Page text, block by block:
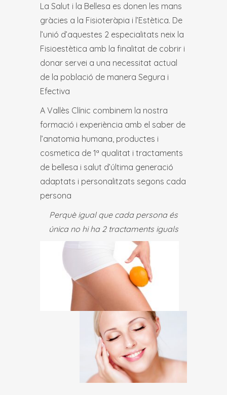
La Salut i la Bellesa es donen les mans
gràcies a la Fisioteràpia i l’Estètica. De
l’unió d’aquestes 2 especialitats neix la
Fisioestètica amb la finalitat de cobrir i
donar servei a una necessitat actual
de la població de manera Segura i
Efectiva
A Vallès Clínic combinem la nostra
formació i experiència amb el saber de
l’anatomia humana, productes i
cosmetica de 1ª qualitat i tractaments
de bellesa i salut d’última generació
adaptats i personalitzats segons cada
persona
Perquè igual que cada persona és
única no hi ha 2 tractaments iguals